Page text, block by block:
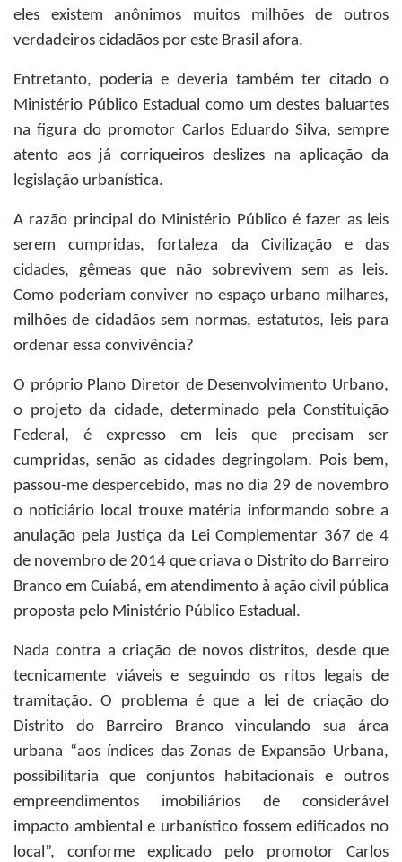
eles existem anônimos muitos milhões de outros
verdadeiros cidadãos por este Brasil afora.
Entretanto, poderia e deveria também ter citado o
Ministério Público Estadual como um destes baluartes
na figura do promotor Carlos Eduardo Silva, sempre
atento aos já corriqueiros deslizes na aplicação da
legislação urbanística.
A razão principal do Ministério Público é fazer as leis
serem cumpridas, fortaleza da Civilização e das
cidades, gêmeas que não sobrevivem sem as leis.
Como poderiam conviver no espaço urbano milhares,
milhões de cidadãos sem normas, estatutos, leis para
ordenar essa convivência?
O próprio Plano Diretor de Desenvolvimento Urbano,
o projeto da cidade, determinado pela Constituição
Federal, é expresso em leis que precisam ser
cumpridas, senão as cidades degringolam. Pois bem,
passou-me despercebido, mas no dia 29 de novembro
o noticiário local trouxe matéria informando sobre a
anulação pela Justiça da Lei Complementar 367 de 4
de novembro de 2014 que criava o Distrito do Barreiro
Branco em Cuiabá, em atendimento à ação civil pública
proposta pelo Ministério Público Estadual.
Nada contra a criação de novos distritos, desde que
tecnicamente viáveis e seguindo os ritos legais de
tramitação. O problema é que a lei de criação do
Distrito do Barreiro Branco vinculando sua área
urbana “aos índices das Zonas de Expansão Urbana,
possibilitaria que conjuntos habitacionais e outros
empreendimentos imobiliários de considerável
impacto ambiental e urbanístico fossem edificados no
local”, conforme explicado pelo promotor Carlos